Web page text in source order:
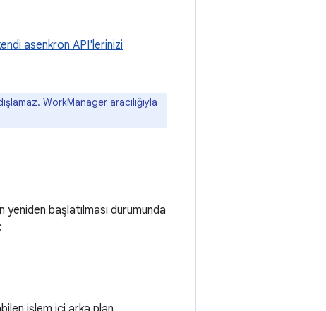
asenkron API'lerinizi
WorkManager aracılığıyla
yeniden başlatılması durumunda